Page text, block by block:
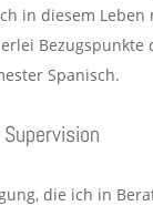
in diesem Leben
Bezugspunkte
Spanisch.
die ich in